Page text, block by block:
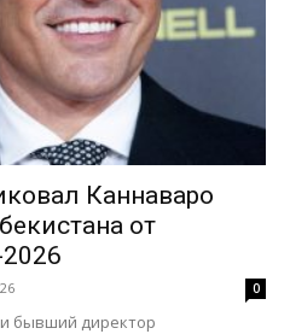
Каннаваро
от
0
и бывший директор